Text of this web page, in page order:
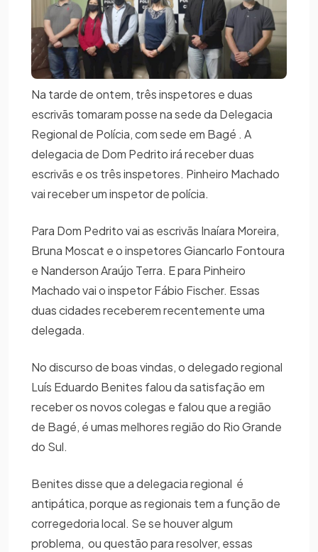
Na tarde de ontem, três inspetores e duas
escrivãs tomaram posse na sede da Delegacia
Regional de Polícia, com sede em Bagé . A
delegacia de Dom Pedrito irá receber duas
escrivãs e os três inspetores. Pinheiro Machado
vai receber um inspetor de polícia.
Para Dom Pedrito vai as escrivãs Inaíara Moreira,
Bruna Moscat e o inspetores Giancarlo Fontoura
e Nanderson Araújo Terra. E para Pinheiro
Machado vai o inspetor Fábio Fischer. Essas
duas cidades receberem recentemente uma
delegada.
No discurso de boas vindas, o delegado regional
Luís Eduardo Benites falou da satisfação em
receber os novos colegas e falou que a região
de Bagé, é umas melhores região do Rio Grande
do Sul.
Benites disse que a delegacia regional é
antipática, porque as regionais tem a função de
corregedoria local. Se se houver algum
problema, ou questão para resolver, essas